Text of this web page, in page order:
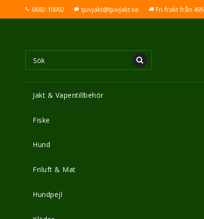
0682-10002 tjuvjakt@tjuvjakt.se Fri frakt från 495
Jakt & Vapentillbehör
Fiske
Hund
Friluft & Mat
Hundpejl